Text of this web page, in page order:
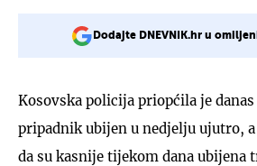
Dodajte DNEVNIK.hr u
Kosovska policija priopćila je
pripadnik ubijen u nedjelju ujutro,
da su kasnije tijekom dana ubijena